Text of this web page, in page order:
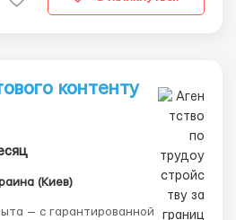
контенту
(Киев)
— с гарантированной